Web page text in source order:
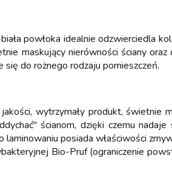
powłoka idealnie odzwierciedla
maskujący nierówności ściany
się do rożnego rodzaju pomieszczeń.
wytrzymały produkt, świetnie
ścianom, dzięki czemu
posiada właściwości
Bio-Pruf (ograniczenie